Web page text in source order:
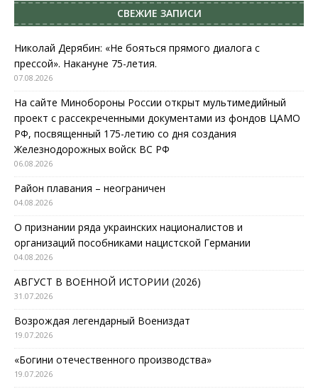
СВЕЖИЕ ЗАПИСИ
Николай Дерябин: «Не бояться прямого диалога с
прессой». Накануне 75-летия.
07.08.2026
На сайте Минобороны России открыт мультимедийный
проект с рассекреченными документами из фондов ЦАМО
РФ, посвященный 175-летию со дня создания
Железнодорожных войск ВС РФ
06.08.2026
Район плавания – неограничен
04.08.2026
О признании ряда украинских националистов и
организаций пособниками нацистской Германии
04.08.2026
АВГУСТ В ВОЕННОЙ ИСТОРИИ (2026)
31.07.2026
Возрождая легендарный Воениздат
19.07.2026
«Богини отечественного производства»
19.07.2026